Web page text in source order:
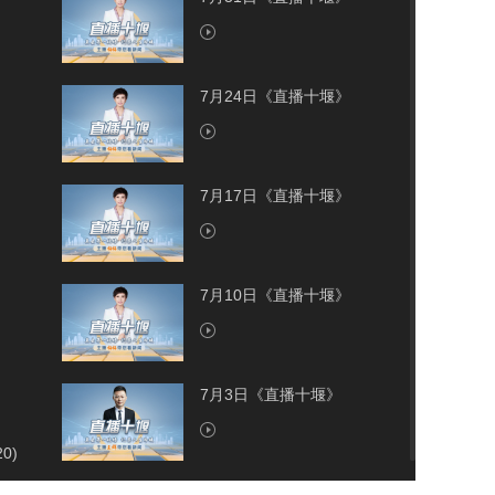
7月24日《直播十堰》
7月17日《直播十堰》
7月10日《直播十堰》
7月3日《直播十堰》